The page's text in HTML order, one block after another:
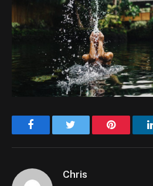
Facebook Pinterest
Chris